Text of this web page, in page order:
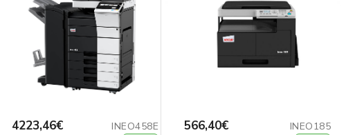
4223,46€
INEO458E
566,40€
INEO185